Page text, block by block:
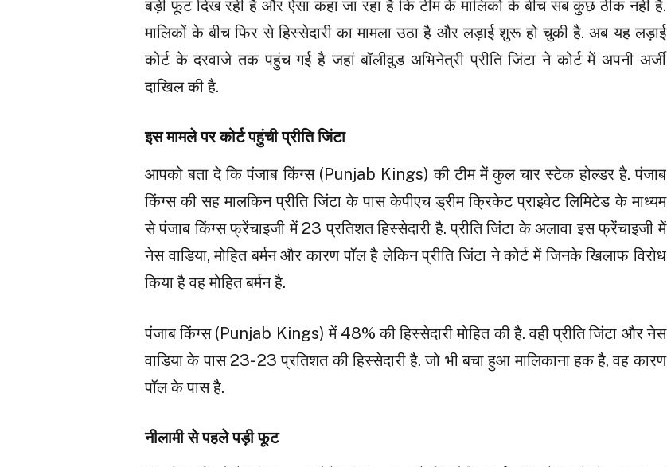
बड़ी फूट दिख रही है और ऐसा कहा जा रहा है कि टीम के मालिकों के बीच सब कुछ ठीक नहीं है.
मालिकों के बीच फिर से हिस्सेदारी का मामला उठा है और लड़ाई शुरू हो चुकी है. अब यह लड़ाई
कोर्ट के दरवाजे तक पहुंच गई है जहां बॉलीवुड अभिनेत्री प्रीति जिंटा ने कोर्ट में अपनी अर्जी
दाखिल की है.
इस मामले पर कोर्ट पहुंची प्रीति जिंटा
आपको बता दे कि पंजाब किंग्स (Punjab Kings) की टीम में कुल चार स्टेक होल्डर है. पंजाब
किंग्स की सह मालकिन प्रीति जिंटा के पास केपीएच ड्रीम क्रिकेट प्राइवेट लिमिटेड के माध्यम
से पंजाब किंग्स फ्रेंचाइजी में 23 प्रतिशत हिस्सेदारी है. प्रीति जिंटा के अलावा इस फ्रेंचाइजी में
नेस वाडिया, मोहित बर्मन और कारण पॉल है लेकिन प्रीति जिंटा ने कोर्ट में जिनके खिलाफ विरोध
किया है वह मोहित बर्मन है.
पंजाब किंग्स (Punjab Kings) में 48% की हिस्सेदारी मोहित की है. वही प्रीति जिंटा और नेस
वाडिया के पास 23- 23 प्रतिशत की हिस्सेदारी है. जो भी बचा हुआ मालिकाना हक है, वह कारण
पॉल के पास है.
नीलामी से पहले पड़ी फूट